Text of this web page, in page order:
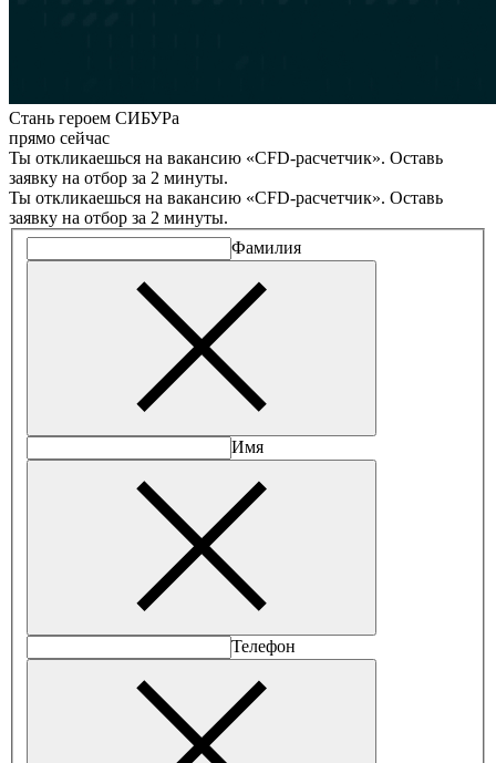
Стань героем СИБУРа
прямо сейчас
Ты откликаешься на вакансию «CFD-расчетчик». Оставь
заявку на отбор за 2 минуты.
Ты откликаешься на вакансию «CFD-расчетчик». Оставь
заявку на отбор за 2 минуты.
Фамилия
Имя
Телефон